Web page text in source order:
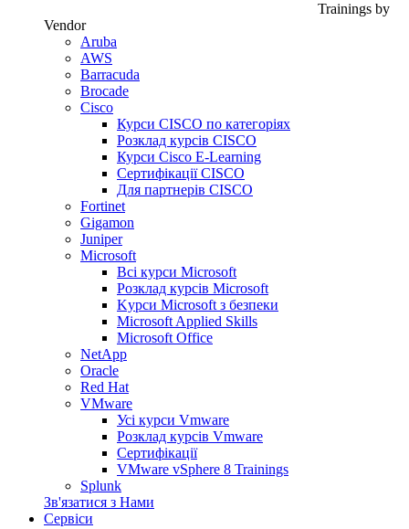
Trainings by
Vendor
Aruba
AWS
Barracuda
Brocade
Cisco
Курси CISCO по категоріях
Розклад курсів CISCO
Курси Cisco E-Learning
Сертифікації CISCO
Для партнерів CISCO
Fortinet
Gigamon
Juniper
Microsoft
Всі курси Microsoft
Розклад курсів Microsoft
Kyрси Microsoft з безпеки
Microsoft Applied Skills
Microsoft Office
NetApp
Oracle
Red Hat
VMware
Усі курси Vmware
Розклад курсів Vmware
Сертифікації
VMware vSphere 8 Trainings
Splunk
Зв'язатися з Нами
Сервіси